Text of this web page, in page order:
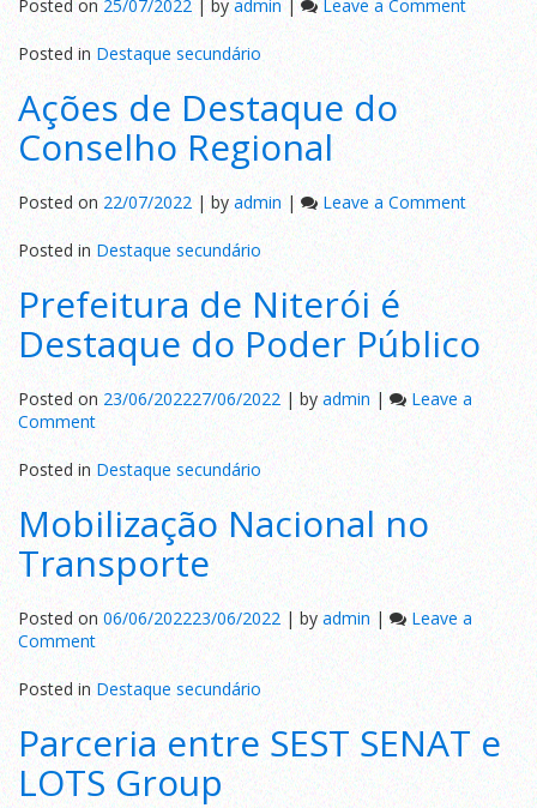
Posted on 25/07/2022|byadmin | Leave a Comment
SEST
SENAT
Posted inDestaque secundário
Ações de Destaque do
Conselho Regional
Posted on 22/07/2022 |byadmin| Leave a Commenton
Ações
de
Conselho
Regional
Posted inDestaque secundário
Prefeitura de Niterói é
Destaque do Poder Público
Posted on23/06/202227/06/2022 |byadmin|
Leave a
Commenton
Prefeitura
de
Niterói
é
Destaque
do
Poder
Público
Posted inDestaque secundário
Mobilização Nacional no
Transporte
Posted on06/06/202223/06/2022 |byadmin |
Leave a
Commenton
Mobilização
Nacional
no
Transporte
Posted inDestaque secundário
Parceria entre SEST SENAT e
LOTS Group